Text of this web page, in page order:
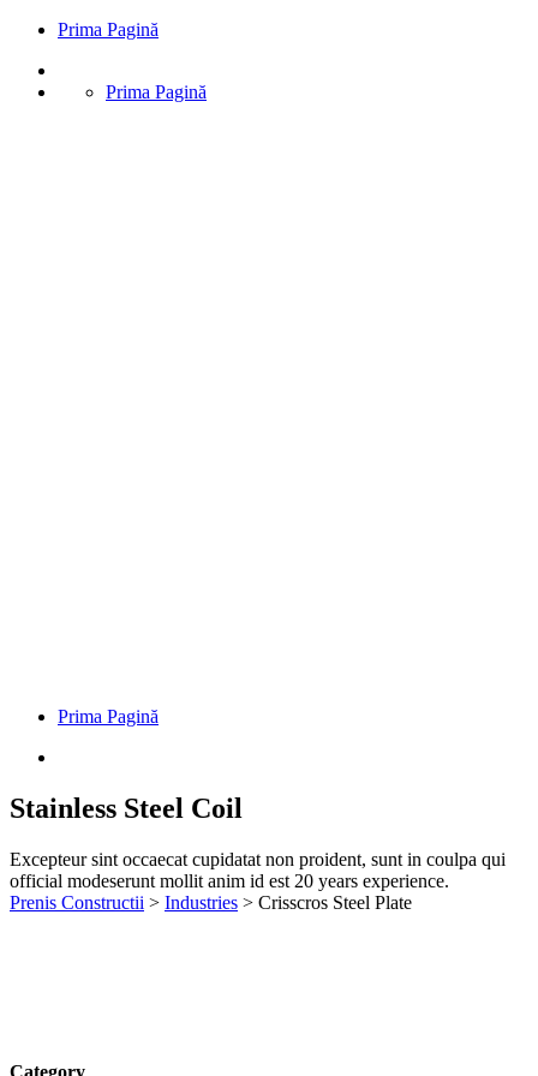
Prima Pagină
Prima Pagină
Prima Pagină
Stainless Steel Coil
Excepteur sint occaecat cupidatat non proident, sunt in coulpa qui
official modeserunt mollit anim id est 20 years experience.
Prenis Constructii > Industries > Crisscros Steel Plate
Category